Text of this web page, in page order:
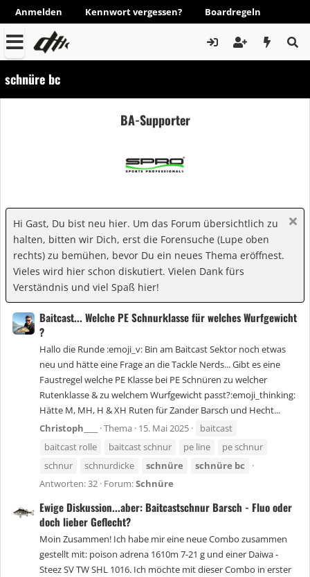
Anmelden Kennwort vergessen? Boardregeln
schnüre bc
BA-Supporter
Hi Gast, Du bist neu hier. Um das Forum übersichtlich zu
halten, bitten wir Dich, erst die Forensuche (Lupe oben
rechts) zu bemühen, bevor Du ein neues Thema eröffnest.
Vieles wird hier schon diskutiert. Vielen Dank fürs
Verständnis und viel Spaß hier!
Baitcast... Welche PE Schnurklasse für welches Wurfgewicht
?
Hallo die Runde :emoji_v: Bin am Baitcast Sektor noch etwas
neu und hätte eine Frage an die Tackle Nerds... Gibt es eine
Faustregel welche PE Klasse bei PE Schnüren zu welcher
Rutenklasse & zu welchem Wurfgewicht passt?:emoji_thinking:
Hätte M, MH, H & XH Ruten für Zander Barsch und Hecht...
Christoph____
Thema 15. Mai 2025
baitcast
baitcast rolle
baitcast schnur pe line
pe schnur
schnur
schnurdicke schnüre schnüre bc
Antworten: 32 Forum:Schnüre
Ewige Diskussion...aber: Baitcastschnur Barsch - Fluo oder
doch lieber Geflecht?
Moin Zusammen! Ich habe mir eine neue Combo zusammen
gestellt mit: poison adrena 1610m 7-21 g und einer Daiwa -
Steez SV TW SHL 1016. Ich möchte mit dieser Combo in erster